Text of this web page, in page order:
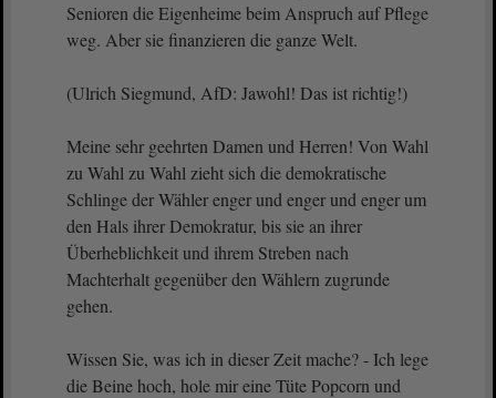
Senioren die Eigenheime beim Anspruch auf Pflege
weg. Aber sie finanzieren die ganze Welt.
(Ulrich Siegmund, AfD: Jawohl! Das ist richtig!)
Meine sehr geehrten Damen und Herren! Von Wahl
zu Wahl zu Wahl zieht sich die demokratische
Schlinge der Wähler enger und enger und enger um
den Hals ihrer Demokratur, bis sie an ihrer
Überheblichkeit und ihrem Streben nach
Machterhalt gegenüber den Wählern zugrunde
gehen.
Wissen Sie, was ich in dieser Zeit mache? - Ich lege
die Beine hoch, hole mir eine Tüte Popcorn und